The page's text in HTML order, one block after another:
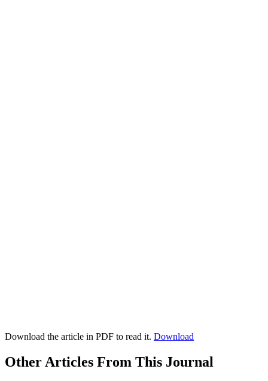
Download the article in PDF to read it. Download
Other Articles From This Journal